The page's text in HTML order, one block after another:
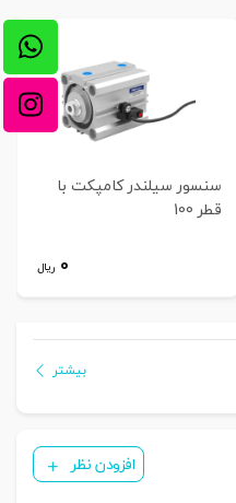
سنسور سیلندر کامپکت با
قطر 100
0 ریال
بیشتر
افزودن نظر